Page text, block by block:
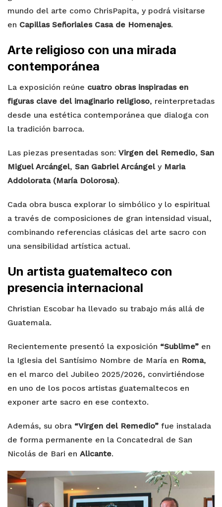
mundo del arte como ChrisPapita, y podrá visitarse
en Capillas Señoriales Casa de Homenajes.
Arte religioso con una mirada
contemporánea
La exposición reúne cuatro obras inspiradas en
figuras clave del imaginario religioso, reinterpretadas
desde una estética contemporánea que dialoga con
la tradición barroca.
Las piezas presentadas son: Virgen del Remedio, San
Miguel Arcángel, San Gabriel Arcángely Maria
Addolorata (María Dolorosa).
Cada obra busca explorar lo simbólico y lo espiritual
a través de composiciones de gran intensidad visual,
combinando referencias clásicas del arte sacro con
una sensibilidad artística actual.
Un artista guatemalteco con
presencia internacional
Christian Escobar ha llevado su trabajo más allá de
Guatemala.
Recientemente presentó la exposición “Sublime” en
la Iglesia del Santísimo Nombre de María en Roma,
en el marco del Jubileo 2025/2026, convirtiéndose
en uno de los pocos artistas guatemaltecos en
exponer arte sacro en ese contexto.
Además, su obra “Virgen del Remedio” fue instalada
de forma permanente en la Concatedral de San
Nicolás de Bari en Alicante.